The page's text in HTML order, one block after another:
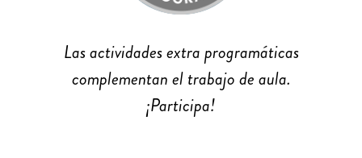
Las actividades extra programáticas
complementan el trabajo de aula.
¡Participa!